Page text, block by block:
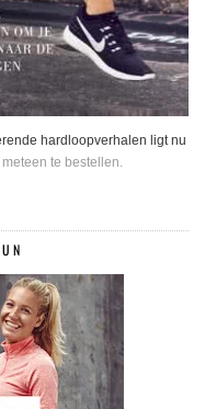
hardloopverhalen ligt nu
te bestellen.